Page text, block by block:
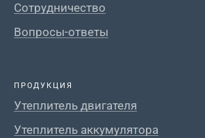
Сотрудничество
Вопросы-ответы
ПРОДУКЦИЯ
Утеплитель двигателя
Утеплитель аккумулятора